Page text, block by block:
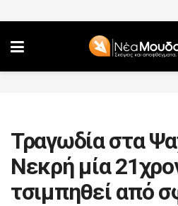
Τραγωδία στα
Νεκρή μία
τσιμπηθεί από